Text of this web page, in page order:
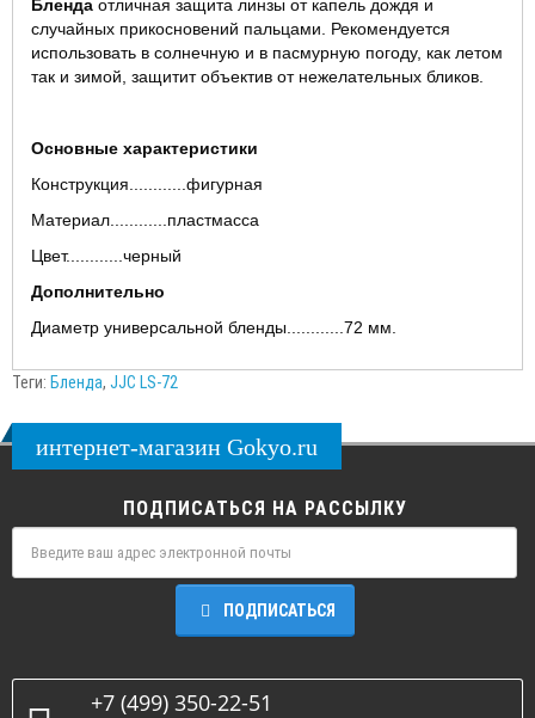
Бленда отличная защита линзы от капель дождя и
случайных прикосновений пальцами. Рекомендуется
использовать в солнечную и в пасмурную погоду, как летом
так и зимой, защитит объектив от нежелательных бликов.
Основные характеристики
Конструкция............фигурная
Материал............пластмасса
Цвет............черный
Дополнительно
Диаметр универсальной бленды............72 мм.
Теги: Бленда, JJC LS-72
интернет-магазин Gokyo.ru
ПОДПИСАТЬСЯ НА РАССЫЛКУ
ПОДПИСАТЬСЯ
+7 (499) 350-22-51